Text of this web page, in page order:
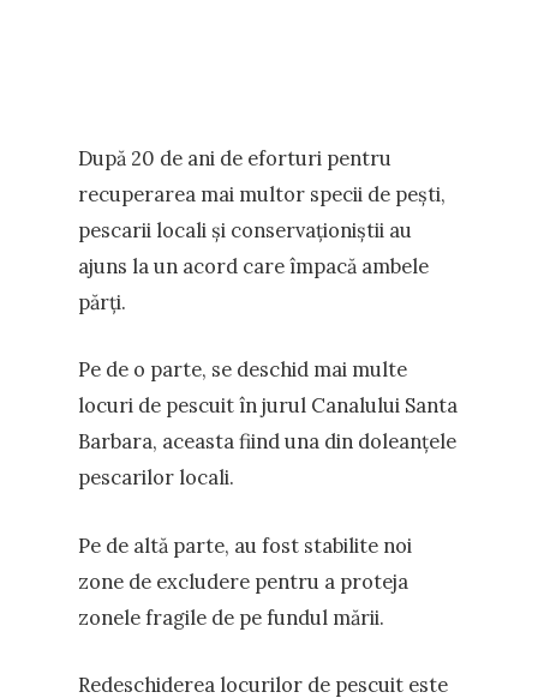
După 20 de ani de eforturi pentru
recuperarea mai multor specii de pești,
pescarii locali și conservaționiștii au
ajuns la un acord care împacă ambele
părți.
Pe de o parte, se deschid mai multe
locuri de pescuit în jurul Canalului Santa
Barbara, aceasta fiind una din doleanțele
pescarilor locali.
Pe de altă parte, au fost stabilite noi
zone de excludere pentru a proteja
zonele fragile de pe fundul mării.
Redeschiderea locurilor de pescuit este